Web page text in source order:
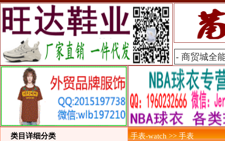
类目详细分类 手表-watch >> 手表